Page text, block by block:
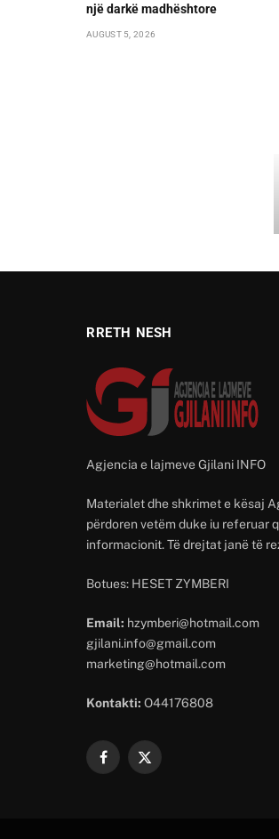
një darkë madhështore
AUGUST 5, 2026
RRETH NESH
Agjencia e lajmeve Gjilani INFO
Materialet dhe shkrimet e kësaj
përdoren vetëm duke iu referuar
informacionit. Të drejtat janë të
Botues: HESET ZYMBERI
Email: hzymberi@hotmail.com
gjilani.info@gmail.com
marketing@hotmail.com
Kontakti: O44176808
Facebook
X